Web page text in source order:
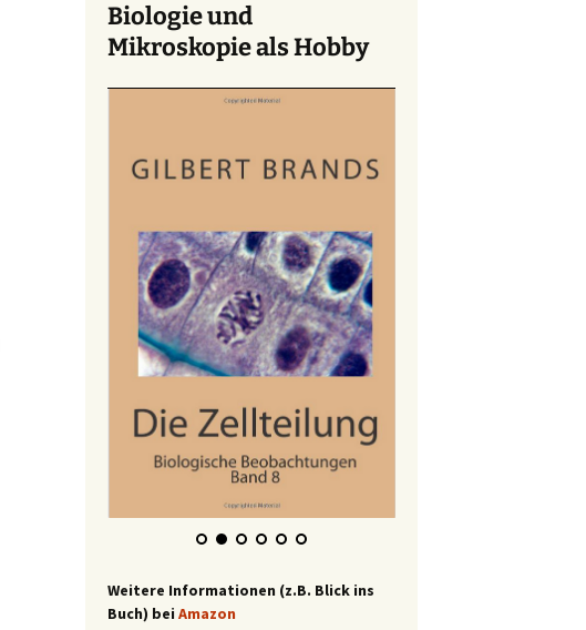
Biologie und
Mikroskopie als Hobby
Weitere Informationen (z.B. Blick ins
Buch) bei Amazon